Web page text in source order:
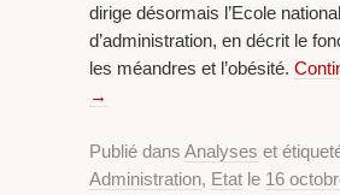
dirige désormais l’Ecole
d’administration, en décrit le
les méandres et l’obésité.
→
Publié dans Analyses et
Administration, Etat le 16